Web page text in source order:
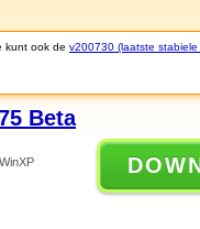
kunt ook de v200730 (laatste stabiele
Beta